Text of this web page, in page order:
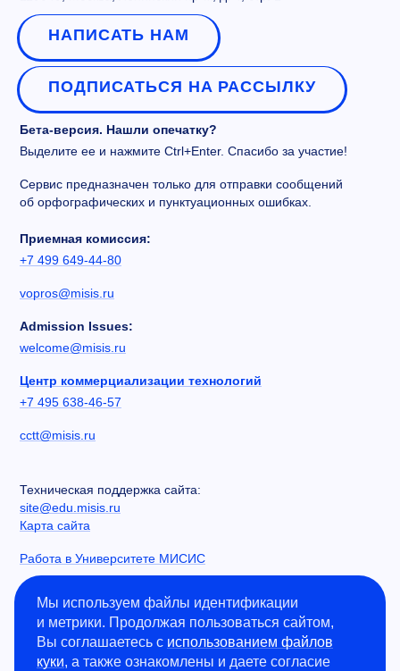
НАПИСАТЬ НАМ
ПОДПИСАТЬСЯ НА РАССЫЛКУ
Бета-версия. Нашли опечатку?
Выделите ее и нажмите Ctrl+Enter. Спасибо за участие!
Сервис предназначен только для отправки сообщений
об орфографических и пунктуационных ошибках.
Приемная комиссия:
+7 499 649-44-80
vopros@misis.ru
Admission Issues:
welcome@misis.ru
Центр коммерциализации технологий
+7 495 638-46-57
cctt@misis.ru
Техническая поддержка сайта:
site@edu.misis.ru
Карта сайта
Работа в Университете МИСИС
Сведения об образовательной организации
Информация о закупках
Противодействие коррупции
Политика конфиденциальности
Мы используем файлы идентификации
и метрики. Продолжая пользоваться сайтом,
Вы соглашаетесь с использованием файлов
куки, а также ознакомлены и даете согласие